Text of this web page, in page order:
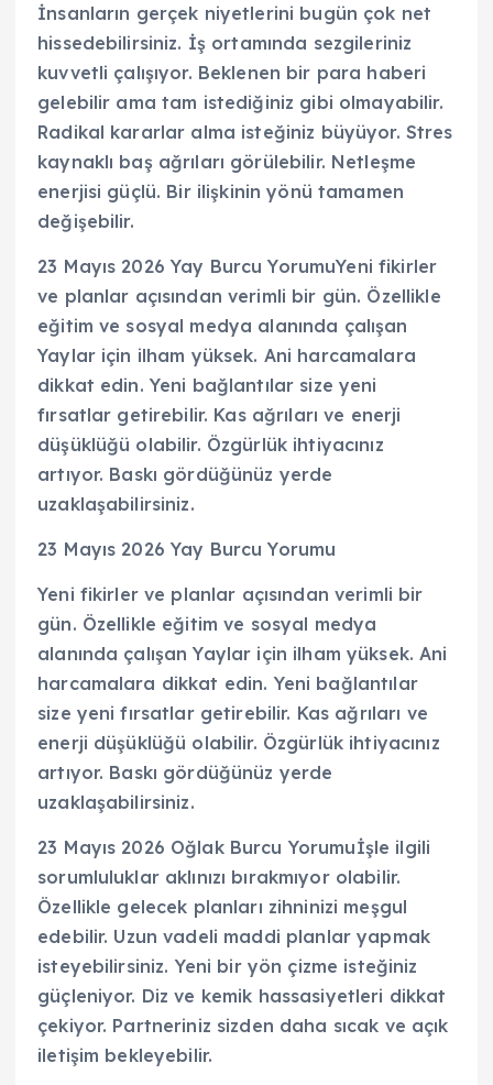
İnsanların gerçek niyetlerini bugün çok net
hissedebilirsiniz. İş ortamında sezgileriniz
kuvvetli çalışıyor. Beklenen bir para haberi
gelebilir ama tam istediğiniz gibi olmayabilir.
Radikal kararlar alma isteğiniz büyüyor. Stres
kaynaklı baş ağrıları görülebilir. Netleşme
enerjisi güçlü. Bir ilişkinin yönü tamamen
değişebilir.
23 Mayıs 2026 Yay Burcu YorumuYeni fikirler
ve planlar açısından verimli bir gün. Özellikle
eğitim ve sosyal medya alanında çalışan
Yaylar için ilham yüksek. Ani harcamalara
dikkat edin. Yeni bağlantılar size yeni
fırsatlar getirebilir. Kas ağrıları ve enerji
düşüklüğü olabilir. Özgürlük ihtiyacınız
artıyor. Baskı gördüğünüz yerde
uzaklaşabilirsiniz.
23 Mayıs 2026 Yay Burcu Yorumu
Yeni fikirler ve planlar açısından verimli bir
gün. Özellikle eğitim ve sosyal medya
alanında çalışan Yaylar için ilham yüksek. Ani
harcamalara dikkat edin. Yeni bağlantılar
size yeni fırsatlar getirebilir. Kas ağrıları ve
enerji düşüklüğü olabilir. Özgürlük ihtiyacınız
artıyor. Baskı gördüğünüz yerde
uzaklaşabilirsiniz.
23 Mayıs 2026 Oğlak Burcu Yorumuİşle ilgili
sorumluluklar aklınızı bırakmıyor olabilir.
Özellikle gelecek planları zihninizi meşgul
edebilir. Uzun vadeli maddi planlar yapmak
isteyebilirsiniz. Yeni bir yön çizme isteğiniz
güçleniyor. Diz ve kemik hassasiyetleri dikkat
çekiyor. Partneriniz sizden daha sıcak ve açık
iletişim bekleyebilir.